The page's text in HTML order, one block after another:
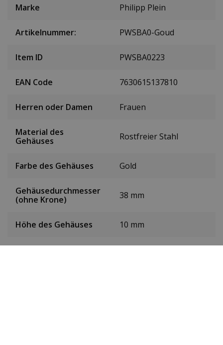
Marke Philipp Plein
Artikelnummer: PWSBA0-Goud
Item ID PWSBA0223
EAN Code 7630615137810
Herren oder Damen Frauen
Material des
Gehäuses
Rostfreier Stahl
Farbe des Gehäuses Gold
Gehäusedurchmesser
(ohne Krone)
38 mm
Höhe des Gehäuses 10 mm